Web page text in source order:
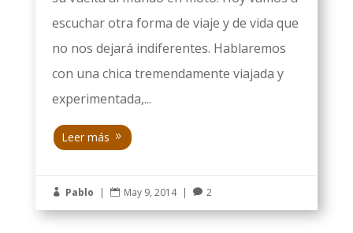
escuchar otra forma de viaje y de vida que
no nos dejará indiferentes. Hablaremos
con una chica tremendamente viajada y
experimentada,...
Leer más
 Pablo |  May 9, 2014 |  2